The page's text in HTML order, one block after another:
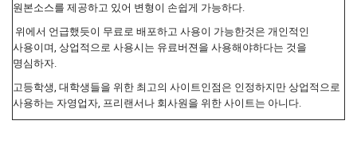
원본소스를 제공하고 있어 변형이 손쉽게 가능하다.
위에서 언급했듯이 무료로 배포하고 사용이 가능한것은 개인적인
사용이며, 상업적으로 사용시는 유료버젼을 사용해야하다는 것을
명심하자.
고등학생, 대학생들을 위한 최고의 사이트인점은 인정하지만 상업적으로
사용하는 자영업자, 프리랜서나 회사원을 위한 사이트는 아니다.